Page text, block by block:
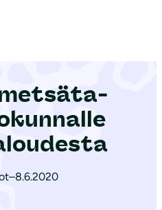
met­sä­ta­
–8.6.2020